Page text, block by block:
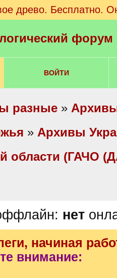
древо. Бесплатно.
ВОЙТИ
разные »
» Архивы
области (ГАЧО
нет
начиная
внимание: